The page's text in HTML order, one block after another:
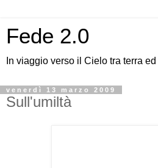
Fede 2.0
In viaggio verso il Cielo tra terra
venerdì 13 marzo 2009
Sull'umiltà